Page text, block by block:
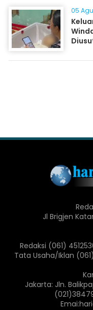
05
Jl Brigjen
Redaksi (061)
Tata Usaha/Iklan
Jakarta: Jln.